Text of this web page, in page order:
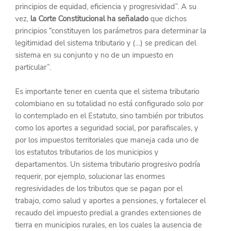
principios de equidad, eficiencia y progresividad”. A su
vez, la Corte Constitucional ha señalado que dichos
principios “constituyen los parámetros para determinar la
legitimidad del sistema tributario y (…) se predican del
sistema en su conjunto y no de un impuesto en
particular”.
Es importante tener en cuenta que el sistema tributario
colombiano en su totalidad no está configurado solo por
lo contemplado en el Estatuto, sino también por tributos
como los aportes a seguridad social, por parafiscales, y
por los impuestos territoriales que maneja cada uno de
los estatutos tributarios de los municipios y
departamentos. Un sistema tributario progresivo podría
requerir, por ejemplo, solucionar las enormes
regresividades de los tributos que se pagan por el
trabajo, como salud y aportes a pensiones, y fortalecer el
recaudo del impuesto predial a grandes extensiones de
tierra en municipios rurales, en los cuales la ausencia de